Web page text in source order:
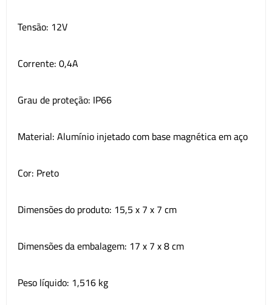
Tensão: 12V
Corrente: 0,4A
Grau de proteção: IP66
Material: Alumínio injetado com base magnética em aço
Cor: Preto
Dimensões do produto: 15,5 x 7 x 7 cm
Dimensões da embalagem: 17 x 7 x 8 cm
Peso líquido: 1,516 kg